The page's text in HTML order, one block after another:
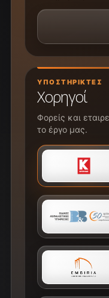
ΥΠΟΣΤΗΡΙΚΤΈΣ
Χορηγοί
Φορείς και
το έργο μας.